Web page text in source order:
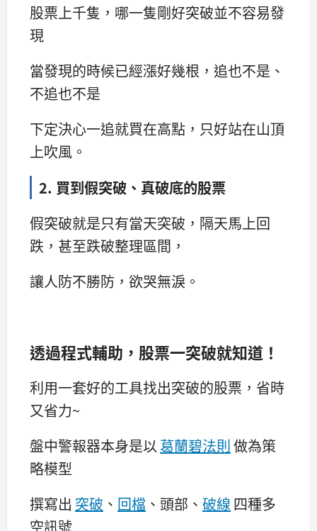
股票上千隻，哪一隻剛好突破並不容易發
現
當發現的時候已經漲好幾根，追也不是、
不追也不是
下定決心一追就買在高點，只好站在山頂
上吹風。
2. 買到假突破、真破底的股票
假突破就是只有當天突破，隔天馬上回
跌，甚至跌破整理區間，
讓人防不勝防，欲哭無淚。
透過程式輔助，股票一突破就知道！
利用一套好的工具找出突破的股票，省時
又省力~
盤中警報器本身是以 葛蘭碧法則做為策
略模型
撰寫出 突破 、 回檔 、頭部、 破線 四種多
空訊號